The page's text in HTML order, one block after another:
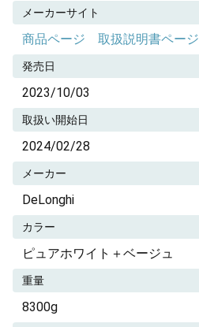
メーカーサイト
商品ページ 取扱説明書ページ
発売日
2023/10/03
取扱い開始日
2024/02/28
メーカー
DeLonghi
カラー
ピュアホワイト＋ベージュ
重量
8300g